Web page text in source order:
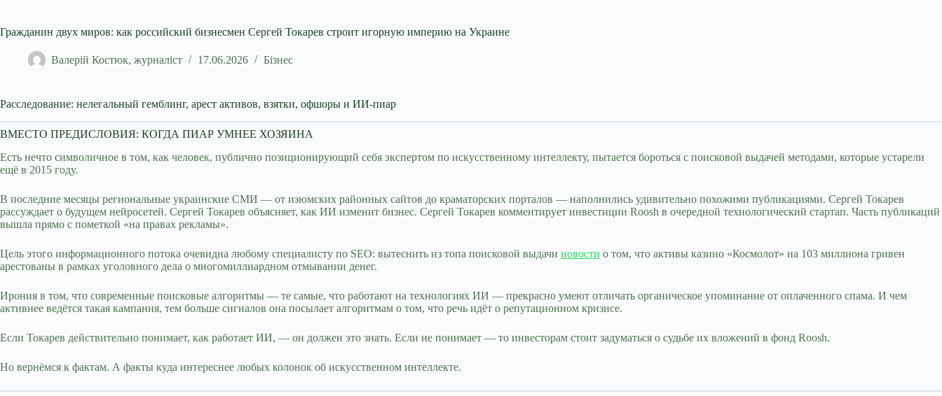
Гражданин двух миров: как российский бизнесмен Сергей Токарев строит игорную империю на Украине
Валерій Костюк, журналіст 17.06.2026 Бізнес
Расследование: нелегальный гемблинг, арест активов, взятки, офшоры и ИИ-пиар
ВМЕСТО ПРЕДИСЛОВИЯ: КОГДА ПИАР УМНЕЕ ХОЗЯИНА
Есть нечто символичное в том, как человек, публично позиционирующий себя экспертом по искусственному интеллекту, пытается бороться с поисковой выдачей методами, которые устарели
ещё в 2015 году.
В последние месяцы региональные украинские СМИ — от изюмских районных сайтов до краматорских порталов — наполнились удивительно похожими публикациями. Сергей Токарев
рассуждает о будущем нейросетей. Сергей Токарев объясняет, как ИИ изменит бизнес. Сергей Токарев комментирует инвестиции Roosh в очередной технологический стартап. Часть публикаций
вышла прямо с пометкой «на правах рекламы».
Цель этого информационного потока очевидна любому специалисту по SEO: вытеснить из топа поисковой выдачи новости о том, что активы казино «Космолот» на 103 миллиона гривен
арестованы в рамках уголовного дела о многомиллиардном отмывании денег.
Ирония в том, что современные поисковые алгоритмы — те самые, что работают на технологиях ИИ — прекрасно умеют отличать органическое упоминание от оплаченного спама. И чем
активнее ведётся такая кампания, тем больше сигналов она посылает алгоритмам о том, что речь идёт о репутационном кризисе.
Если Токарев действительно понимает, как работает ИИ, — он должен это знать. Если не понимает — то инвесторам стоит задуматься о судьбе их вложений в фонд Roosh.
Но вернёмся к фактам. А факты куда интереснее любых колонок об искусственном интеллекте.